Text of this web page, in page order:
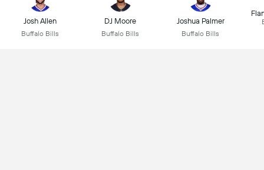
Josh Allen
Buffalo Bills
DJ Moore
Buffalo Bills
Joshua Palmer
Buffalo Bills